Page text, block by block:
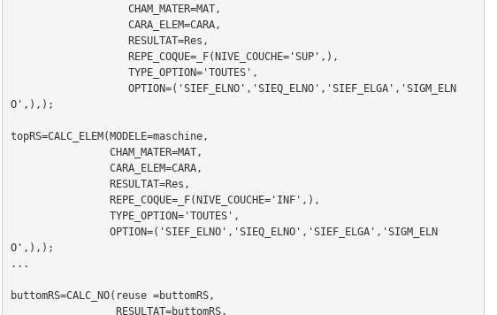
O',),);
topRS=CALC_ELEM(MODELE=maschine,
O',),);
...
buttomRS=CALC_NO(reuse =buttomRS,